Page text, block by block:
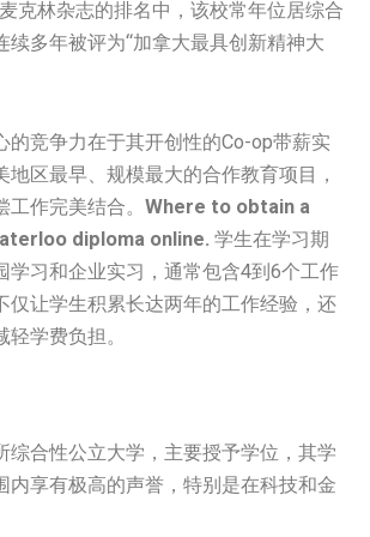
克林杂志的排名中，该校常年位居综合
续多年被评为“加拿大最具创新精神大
的竞争力在于其开创性的Co-op带薪实
地区最早、规模最大的合作教育项目，
作完美结合。 Where to obtain a
diploma online. 学生在学习期
学习和企业实习，通常包含4到6个工作
仅让学生积累长达两年的工作经验，还
学费负担。
综合性公立大学，主要授予学位，其学
内享有极高的声誉，特别是在科技和金